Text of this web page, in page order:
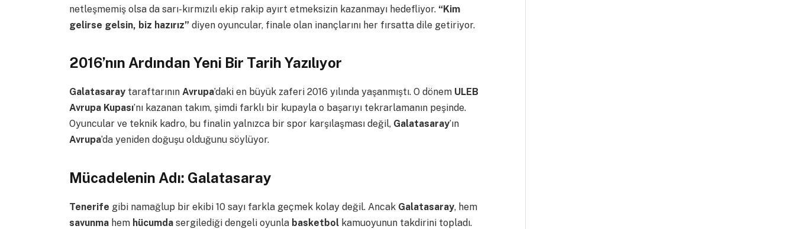
netleşmemiş olsa da sarı-kırmızılı ekip rakip ayırt etmeksizin kazanmayı hedefliyor. “Kim
gelirse gelsin, biz hazırız” diyen oyuncular, finale olan inançlarını her fırsatta dile getiriyor.
2016’nın Ardından Yeni Bir Tarih Yazılıyor
Galatasaray taraftarınınAvrupa’daki en büyük zaferi 2016 yılında yaşanmıştı. O dönem ULEB
Avrupa Kupası’nı kazanan takım, şimdi farklı bir kupayla o başarıyı tekrarlamanın peşinde.
Oyuncular ve teknik kadro, bu finalin yalnızca bir spor karşılaşması değil, Galatasaray’ın
Avrupa’da yeniden doğuşu olduğunu söylüyor.
Mücadelenin Adı: Galatasaray
Tenerife gibi namağlup bir ekibi 10 sayı farkla geçmek kolay değil. Ancak Galatasaray, hem
savunma hem hücumda sergilediği dengeli oyunla basketbol kamuoyunun takdirini topladı.